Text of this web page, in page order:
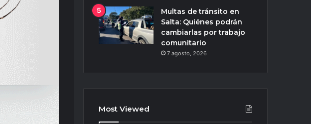
Multas de tránsito en
Salta: Quiénes podrán
cambiarlas por trabajo
comunitario
7 agosto, 2026
Most Viewed